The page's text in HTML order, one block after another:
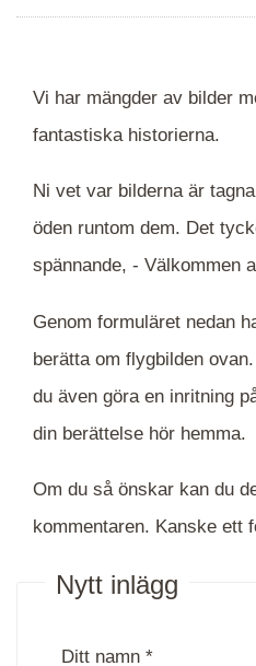
Vi har mängder av bilder
fantastiska historierna.
Ni vet var bilderna är
öden runtom dem. Det
spännande, - Välkommen
Genom formuläret nedan
berätta om flygbilden
du även göra en inritning
din berättelse hör hemma.
Om du så önskar kan du
kommentaren. Kanske ett
Nytt inlägg
Ditt namn *